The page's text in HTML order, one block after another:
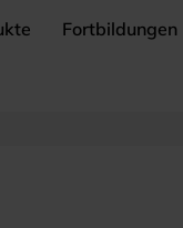
Fortbildungen